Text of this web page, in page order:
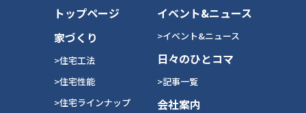
トップページ
家づくり
>住宅工法
>住宅性能
>住宅ラインナップ
イベント&ニュース
>イベント&ニュース
日々のひとコマ
>記事一覧
会社案内